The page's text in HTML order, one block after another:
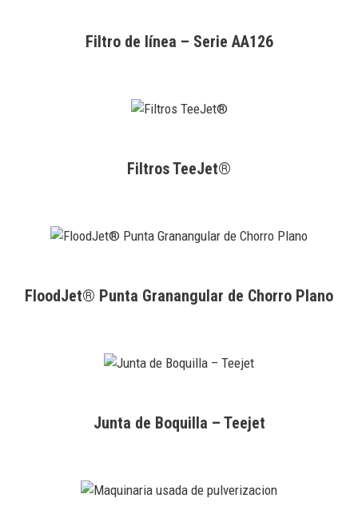
Filtro de línea – Serie AA126
Filtros TeeJet®
FloodJet® Punta Granangular de Chorro Plano
Junta de Boquilla – Teejet